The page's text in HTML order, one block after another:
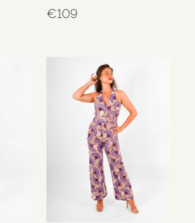
€109